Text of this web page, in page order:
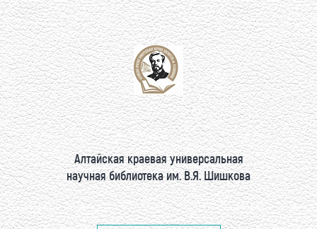
Алтайская краевая универсальная
научная библиотека им. В.Я. Шишкова